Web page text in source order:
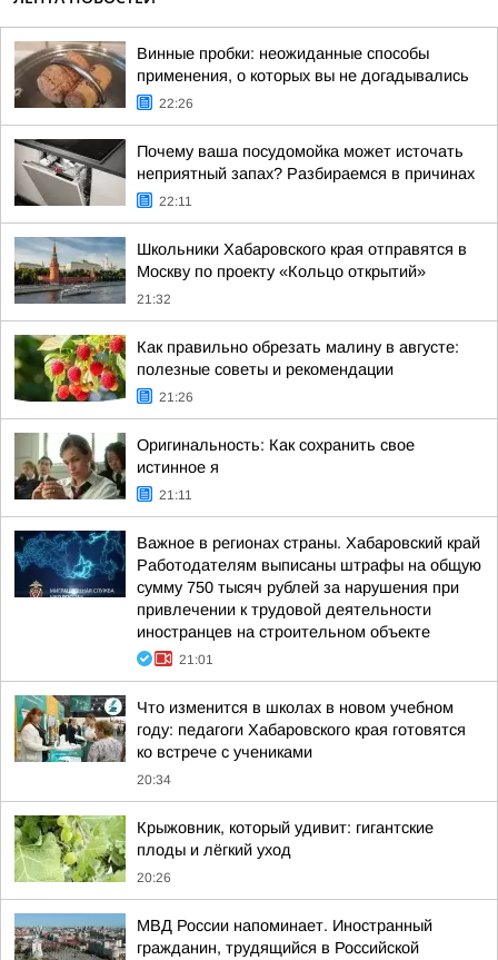
Винные пробки: неожиданные способы
применения, о которых вы не догадывались
22:26
Почему ваша посудомойка может источать
неприятный запах? Разбираемся в причинах
22:11
Школьники Хабаровского края отправятся в
Москву по проекту «Кольцо открытий»
21:32
Как правильно обрезать малину в августе:
полезные советы и рекомендации
21:26
Оригинальность: Как сохранить свое
истинное я
21:11
Важное в регионах страны. Хабаровский край
Работодателям выписаны штрафы на общую
сумму 750 тысяч рублей за нарушения при
привлечении к трудовой деятельности
иностранцев на строительном объекте
21:01
Что изменится в школах в новом учебном
году: педагоги Хабаровского края готовятся
ко встрече с учениками
20:34
Крыжовник, который удивит: гигантские
плоды и лёгкий уход
20:26
МВД России напоминает. Иностранный
гражданин, трудящийся в Российской